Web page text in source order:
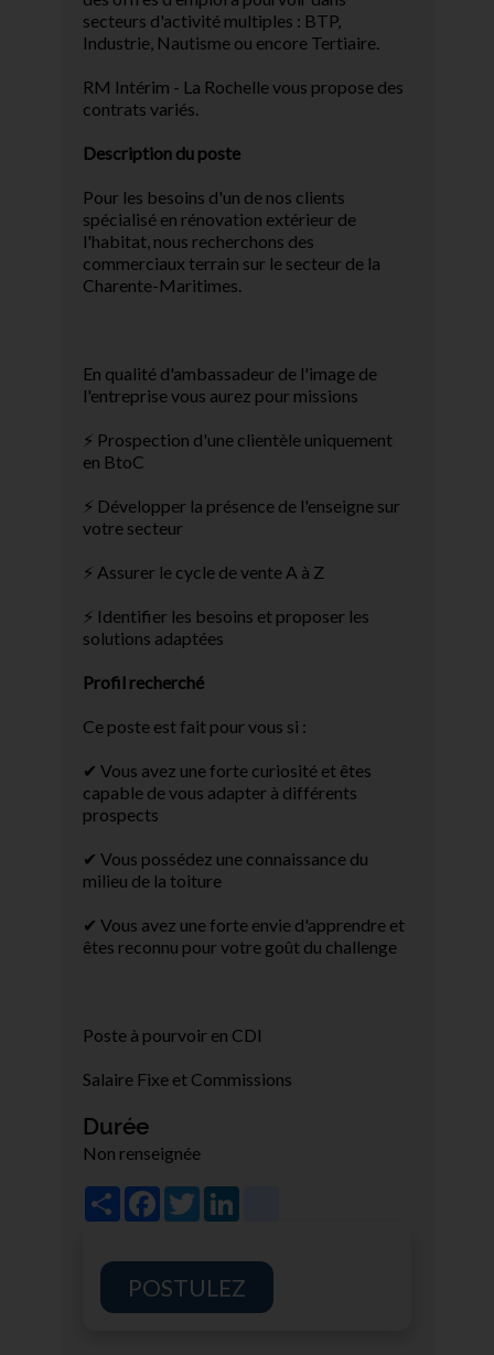
secteurs d'activité multiples : BTP,
Industrie, Nautisme ou encore Tertiaire.
RM Intérim - La Rochelle vous propose des
contrats variés.
Description du poste
Pour les besoins d'un de nos clients
spécialisé en rénovation extérieur de
l'habitat, nous recherchons des
commerciaux terrain sur le secteur de la
Charente-Maritimes.
En qualité d'ambassadeur de l'image de
l'entreprise vous aurez pour missions
⚡ Prospection d'une clientèle uniquement
en BtoC
⚡ Développer la présence de l'enseigne sur
votre secteur
⚡ Assurer le cycle de vente A à Z
⚡ Identifier les besoins et proposer les
solutions adaptées
Profil recherché
Ce poste est fait pour vous si :
✔ Vous avez une forte curiosité et êtes
capable de vous adapter à différents
prospects
✔ Vous possédez une connaissance du
milieu de la toiture
✔ Vous avez une forte envie d'apprendre et
êtes reconnu pour votre goût du challenge
Poste à pourvoir en CDI
Salaire Fixe et Commissions
Durée
Non renseignée
Share Facebook
Twitter
POSTULEZ